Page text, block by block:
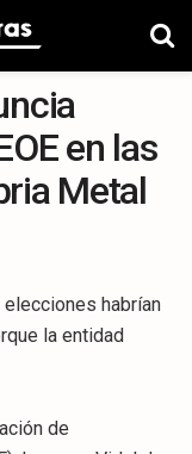
en las
Metal
habrían
la entidad
de